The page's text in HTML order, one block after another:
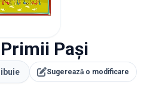
Pași
Sugerează o modificare